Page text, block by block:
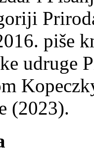
piše
udruge
(2023).